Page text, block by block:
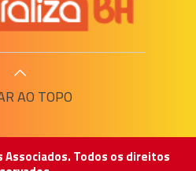
AO TOPO
Associados. Todos os direitos